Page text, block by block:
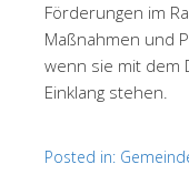
Förderungen im
Maßnahmen und
wenn sie mit dem
Einklang stehen.
Posted in: